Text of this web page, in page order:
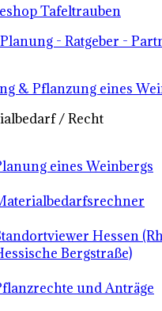
Tafeltrauben
- Ratgeber -
& Pflanzung eines
/ Recht
eines Weinbergs
Hessen
Bergstraße)
und Anträge